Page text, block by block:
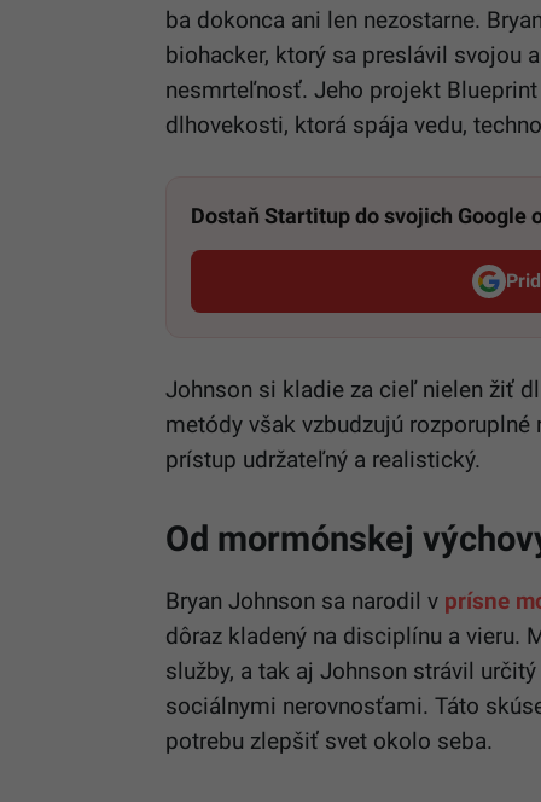
ba dokonca ani len nezostarne.
biohacker, ktorý sa preslávil svojou
nesmrteľnosť. Jeho projekt
dlhovekosti, ktorá spája vedu,
Dostaň Startitup do svojich Google
Johnson si kladie za cieľ nielen žiť
metódy však vzbudzujú
prístup udržateľný a realistický.
Od mormónskej
Bryan Johnson sa narodil v prísne
dôraz kladený na disciplínu a vieru.
služby, a tak aj Johnson strávil
sociálnymi nerovnosťami. Táto
potrebu zlepšiť svet okolo seba.